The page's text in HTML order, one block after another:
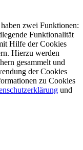
zwei Funktionen:
Funktionalität
Hilfe der Cookies
Hierzu werden
gesammelt und
der Cookies
zu Cookies
und